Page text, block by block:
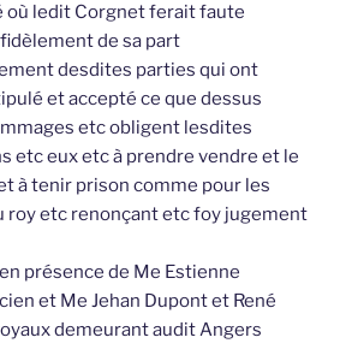
où ledit Corgnet ferait faute
de sa part
desdites parties qui ont
et accepté ce que dessus
etc obligent lesdites
etc eux etc à prendre vendre et le
à tenir prison comme pour les
roy etc renonçant etc foy jugement
présence de Me Estienne
et Me Jehan Dupont et René
demeurant audit Angers